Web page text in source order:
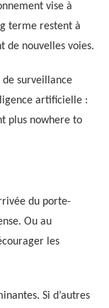
vise à
terme restent à
de nouvelles voies.
de surveillance
artificielle :
plus nowhere to
du porte-
Ou au
les
Si d’autres